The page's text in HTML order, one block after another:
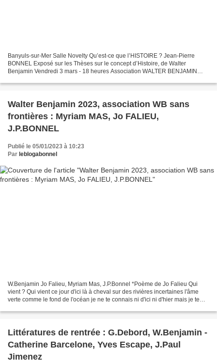
Banyuls-sur-Mer Salle Novelty Qu’est-ce que l’HISTOIRE ? Jean-Pierre
BONNEL Exposé sur les Thèses sur le concept d’Histoire, de Walter
Benjamin Vendredi 3 mars - 18 heures Association WALTER BENJAMIN
Walter Benjamin 2023, association WB sans
frontières : Myriam MAS, Jo FALIEU,
J.P.BONNEL
Publié le 05/01/2023 à 10:23
Par leblogabonnel
W.Benjamin Jo Falieu, Myriam Mas, J.P.Bonnel *Poème de Jo Falieu Qui
vient ? Qui vient ce jour d'ici là à cheval sur des rivières incertaines l'âme
verte comme le fond de l'océan je ne te connais ni d'ici ni d'hier mais je te
Littératures de rentrée : G.Debord, W.Benjamin -
Catherine Barcelone, Yves Escape, J.Paul
Jimenez